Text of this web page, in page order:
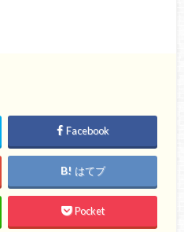
Facebook
はてブ
Pocket